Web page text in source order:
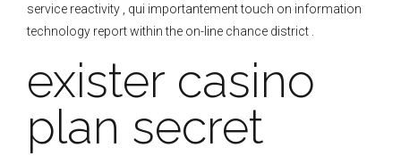
service reactivity , qui importantement touch on information
technology report within the on-line chance district .
exister casino
plan secret